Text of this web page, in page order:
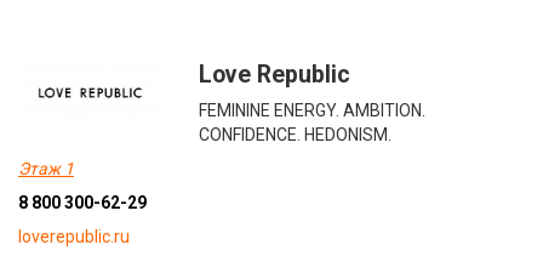
Love Republic
FEMININE ENERGY. AMBITION.
CONFIDENCE. HEDONISM.
Этаж 1
8 800 300-62-29
loverepublic.ru